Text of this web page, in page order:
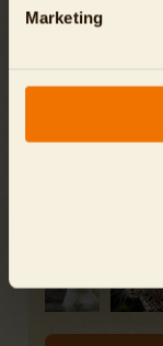
Marketing
genutzt